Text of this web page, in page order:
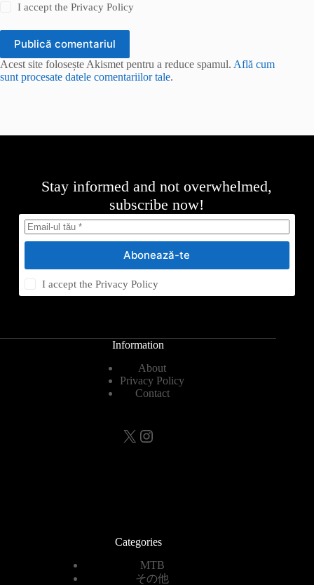
I accept thePrivacy Policy
Publică comentariul
Acest site folosește Akismet pentru a reduce spamul. Află cum
sunt procesate datele comentariilor tale.
Stay informed and not overwhelmed,
subscribe now!
Abonează-te
I accept thePrivacy Policy
Information
About
Privacy Policy
Contact
X Instagram
Categories
MTB
その他